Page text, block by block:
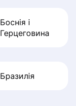
Боснія і
Герцеговина
Бразилія